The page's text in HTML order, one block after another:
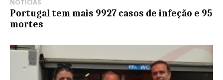
NOTÍCIAS
Portugal tem mais 9927 casos de infeção e 95
mortes